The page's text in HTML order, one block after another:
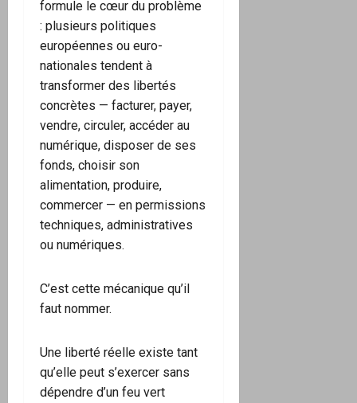
formule le cœur du problème
: plusieurs politiques
européennes ou euro-
nationales tendent à
transformer des libertés
concrètes — facturer, payer,
vendre, circuler, accéder au
numérique, disposer de ses
fonds, choisir son
alimentation, produire,
commercer — en permissions
techniques, administratives
ou numériques.
C’est cette mécanique qu’il
faut nommer.
Une liberté réelle existe tant
qu’elle peut s’exercer sans
dépendre d’un feu vert